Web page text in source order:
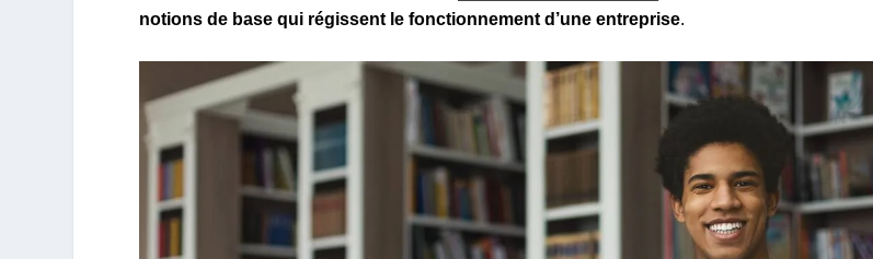
notions de base qui régissent le fonctionnement d’une entreprise.